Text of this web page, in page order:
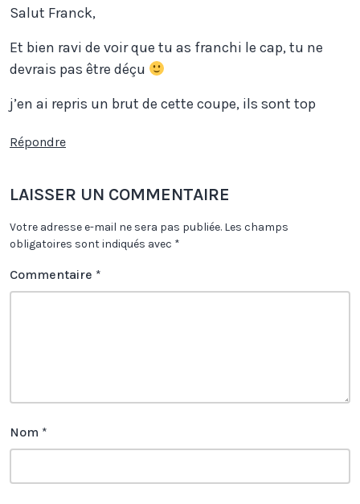
Salut Franck,
Et bien ravi de voir que tu as franchi le cap, tu ne
devrais pas être déçu
j’en ai repris un brut de cette coupe, ils sont top
Répondre
LAISSER UN COMMENTAIRE
Votre adresse e-mail ne sera pas publiée. Les champs
obligatoires sont indiqués avec *
Commentaire *
Nom *